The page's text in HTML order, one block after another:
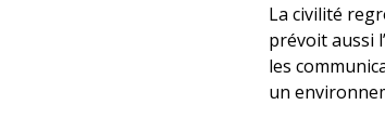
La civilité
prévoit aussi
les
un